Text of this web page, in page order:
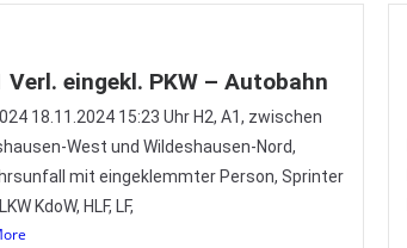
Verl. eingekl. PKW – Autobahn
18.11.2024 15:23 Uhr H2, A1, zwischen
West und Wildeshausen-Nord,
mit eingeklemmter Person, Sprinter
KdoW, HLF, LF,